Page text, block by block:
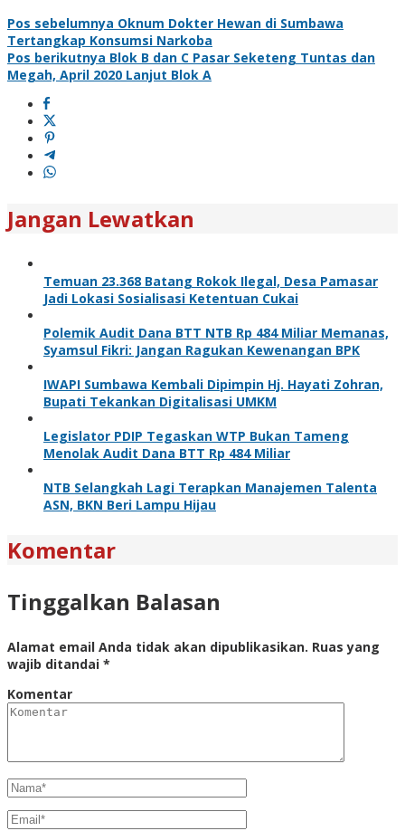
Pos sebelumnya Oknum Dokter Hewan di Sumbawa
Tertangkap Konsumsi Narkoba
Pos berikutnya Blok B dan C Pasar Seketeng Tuntas dan
Megah, April 2020 Lanjut Blok A
Jangan Lewatkan
Temuan 23.368 Batang Rokok Ilegal, Desa Pamasar
Jadi Lokasi Sosialisasi Ketentuan Cukai
Polemik Audit Dana BTT NTB Rp 484 Miliar Memanas,
Syamsul Fikri: Jangan Ragukan Kewenangan BPK
IWAPI Sumbawa Kembali Dipimpin Hj. Hayati Zohran,
Bupati Tekankan Digitalisasi UMKM
Legislator PDIP Tegaskan WTP Bukan Tameng
Menolak Audit Dana BTT Rp 484 Miliar
NTB Selangkah Lagi Terapkan Manajemen Talenta
ASN, BKN Beri Lampu Hijau
Komentar
Tinggalkan Balasan
Alamat email Anda tidak akan dipublikasikan. Ruas yang
wajib ditandai *
Komentar